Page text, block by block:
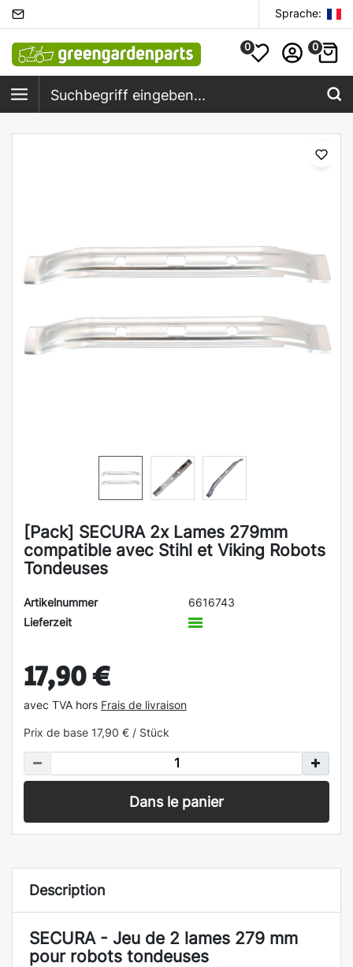
Sprache:
0 0
[Pack] SECURA 2x Lames 279mm
compatible avec Stihl et Viking Robots
Tondeuses
Artikelnummer
6616743
Lieferzeit
17,90 €
avec TVA hors Frais de livraison
Prix de base 17,90 € / Stück
Dans le panier
Description
SECURA - Jeu de 2 lames 279 mm
pour robots tondeuses